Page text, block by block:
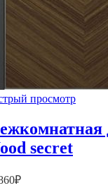
просмотр
secret
₽